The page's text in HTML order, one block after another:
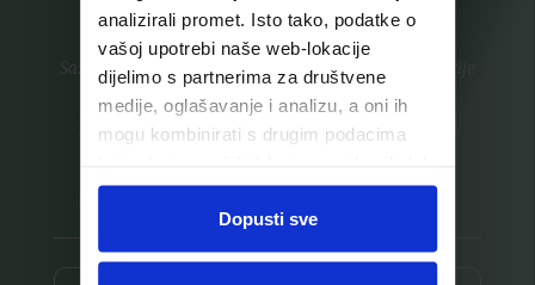
analizirali promet. Isto tako, podatke o
vašoj upotrebi naše web-lokacije
dijelimo s partnerima za društvene
medije, oglašavanje i analizu, a oni ih
mogu kombinirati s drugim podacima
ste upotrebljavali njihove usluge.
Dopusti sve
Saznajte prvi za nove proizvode i ekskluzivne promocije
Prijavite se na listu za novosti